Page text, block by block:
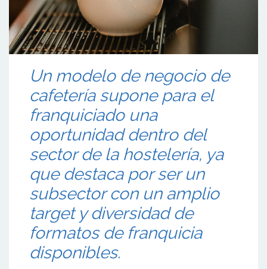
Un modelo de negocio de
cafetería supone para el
franquiciado una
oportunidad dentro del
sector de la hostelería, ya
que destaca por ser un
subsector con un amplio
target y diversidad de
formatos de franquicia
disponibles.